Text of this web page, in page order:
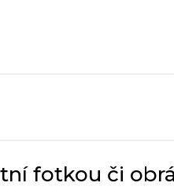
fotkou či